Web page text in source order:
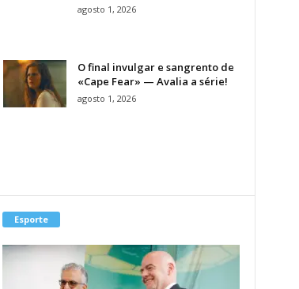
agosto 1, 2026
O final invulgar e sangrento de
«Cape Fear» — Avalia a série!
agosto 1, 2026
Esporte